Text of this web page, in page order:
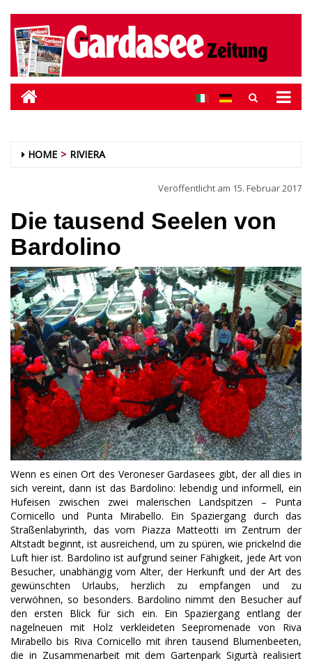
HOME RIVIERA
Veröffentlicht am 15. Februar 2017
Die tausend Seelen von
Bardolino
Wenn es einen Ort des Veroneser Gardasees gibt, der all dies in
sich vereint, dann ist das Bardolino: lebendig und informell, ein
Hufeisen zwischen zwei malerischen Landspitzen – Punta
Cornicello und Punta Mirabello. Ein Spaziergang durch das
Straßenlabyrinth, das vom Piazza Matteotti im Zentrum der
Altstadt beginnt, ist ausreichend, um zu spüren, wie prickelnd die
Luft hier ist. Bardolino ist aufgrund seiner Fähigkeit, jede Art von
Besucher, unabhängig vom Alter, der Herkunft und der Art des
gewünschten Urlaubs, herzlich zu empfangen und zu
verwöhnen, so besonders. Bardolino nimmt den Besucher auf
den ersten Blick für sich ein. Ein Spaziergang entlang der
nagelneuen mit Holz verkleideten Seepromenade von Riva
Mirabello bis Riva Cornicello mit ihren tausend Blumenbeeten,
die in Zusammenarbeit mit dem Gartenpark Sigurtà realisiert